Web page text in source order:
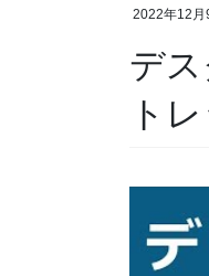
2022年12月
デ
ト